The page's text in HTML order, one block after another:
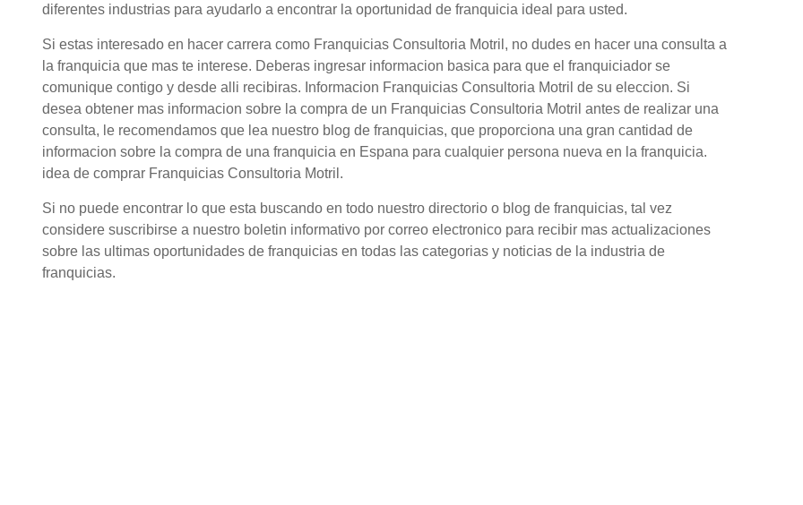
diferentes industrias para ayudarlo a encontrar la oportunidad de franquicia ideal para usted.
Si estas interesado en hacer carrera como Franquicias Consultoria Motril, no dudes en hacer una consulta a
la franquicia que mas te interese. Deberas ingresar informacion basica para que el franquiciador se
comunique contigo y desde alli recibiras. Informacion Franquicias Consultoria Motril de su eleccion. Si
desea obtener mas informacion sobre la compra de un Franquicias Consultoria Motril antes de realizar una
consulta, le recomendamos que lea nuestro blog de franquicias, que proporciona una gran cantidad de
informacion sobre la compra de una franquicia en Espana para cualquier persona nueva en la franquicia.
idea de comprar Franquicias Consultoria Motril.
Si no puede encontrar lo que esta buscando en todo nuestro directorio o blog de franquicias, tal vez
considere suscribirse a nuestro boletin informativo por correo electronico para recibir mas actualizaciones
sobre las ultimas oportunidades de franquicias en todas las categorias y noticias de la industria de
franquicias.